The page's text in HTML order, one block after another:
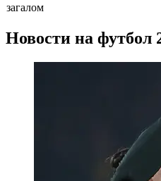
загалом
Новости на футбол